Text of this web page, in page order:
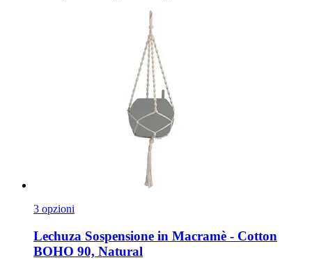
3 opzioni
Lechuza Sospensione in Macramè -​ Cotton
BOHO 90, Natural